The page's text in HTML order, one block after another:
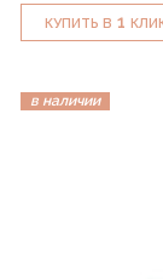
КУПИТЬ В 1
в наличии